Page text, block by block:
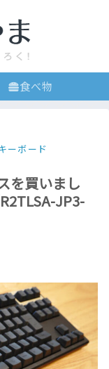
食べ物
ーボード
を買いまし
JP3-